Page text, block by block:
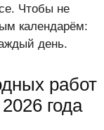
Чтобы не
календарём:
день.
работ
года